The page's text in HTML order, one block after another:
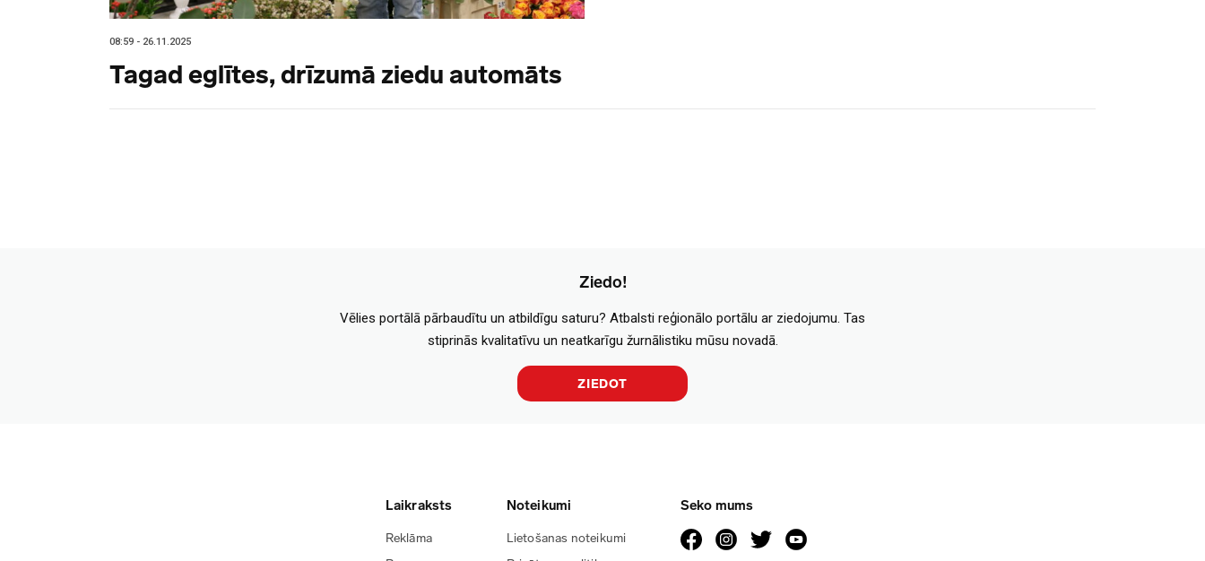
08:59 - 26.11.2025
Tagad eglītes, drīzumā ziedu automāts
Ziedo!
Vēlies portālā pārbaudītu un atbildīgu saturu? Atbalsti reģionālo portālu ar ziedojumu. Tas
stiprinās kvalitatīvu un neatkarīgu žurnālistiku mūsu novadā.
ZIEDOT
Laikraksts
Reklāma
Noteikumi
Lietošanas noteikumi
Seko mums